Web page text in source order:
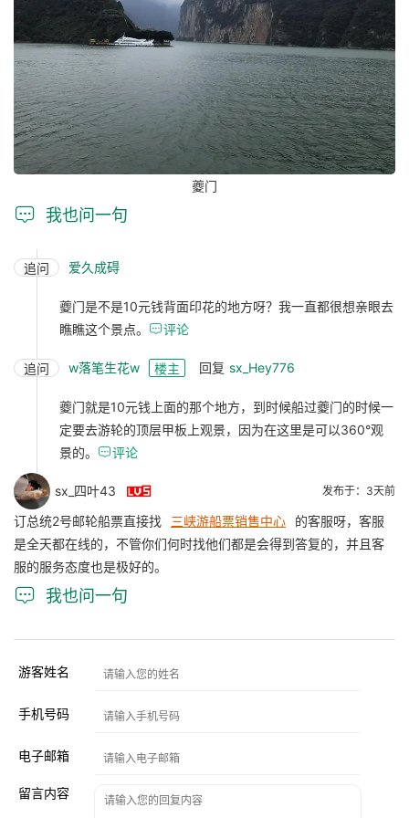
夔门
 我也问一句
追问 爱久成碍
夔门是不是10元钱背面印花的地方呀？我一直都很想亲眼去
瞧瞧这个景点。 评论
追问 w落笔生花w 楼主 回复 sx_Hey776
夔门就是10元钱上面的那个地方，到时候船过夔门的时候一
定要去游轮的顶层甲板上观景，因为在这里是可以360°观
景的。 评论
sx_四叶43  发布于：3天前
订总统2号邮轮船票直接找 三峡游船票销售中心
的客服呀，客服
是全天都在线的，不管你们何时找他们都是会得到答复的，并且客
服的服务态度也是极好的。
 我也问一句
游客姓名
手机号码
电子邮箱
留言内容